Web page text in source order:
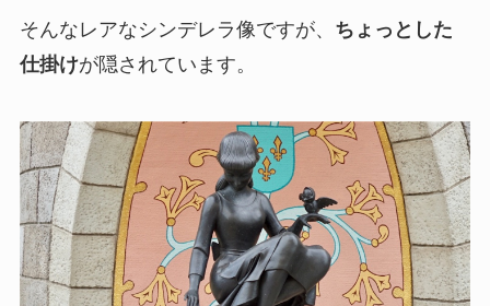
そんなレアなシンデレラ像ですが、 ちょっとした
仕掛けが隠されています。